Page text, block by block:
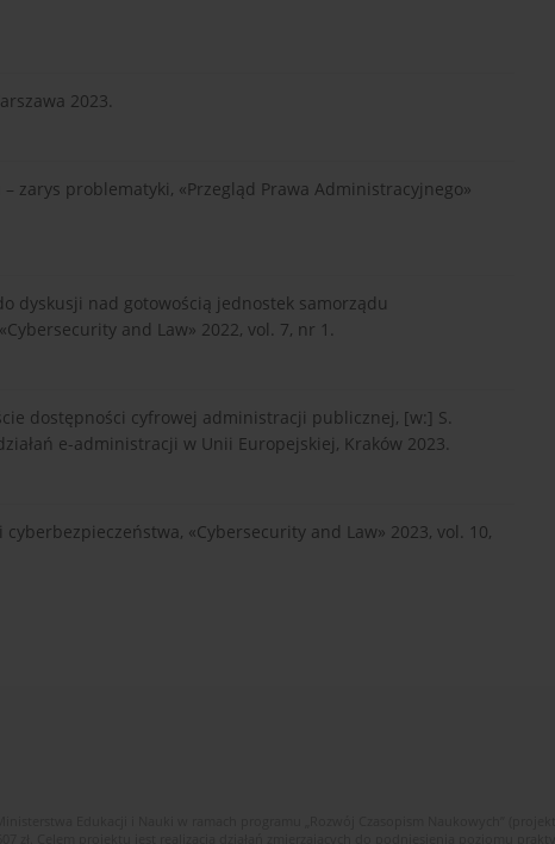
2023.
zarys problematyki, «Przegląd Prawa Administracyjnego»
dyskusji nad gotowością jednostek samorządu
and Law» 2022, vol. 7, nr 1.
dostępności cyfrowej administracji publicznej, [w:] S.
e-administracji w Unii Europejskiej, Kraków 2023.
cyberbezpieczeństwa, «Cybersecurity and Law» 2023, vol. 10,